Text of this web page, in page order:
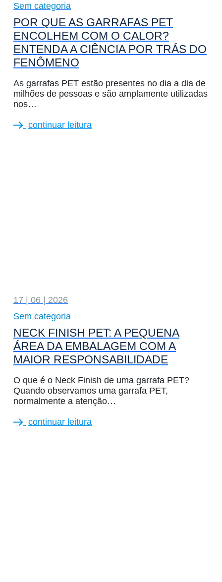
Sem categoria
POR QUE AS GARRAFAS PET
ENCOLHEM COM O CALOR?
ENTENDA A CIÊNCIA POR TRÁS DO
FENÔMENO
As garrafas PET estão presentes no dia a dia de
milhões de pessoas e são amplamente utilizadas
nos…
continuar leitura
17 | 06 | 2026
Sem categoria
NECK FINISH PET: A PEQUENA
ÁREA DA EMBALAGEM COM A
MAIOR RESPONSABILIDADE
O que é o Neck Finish de uma garrafa PET?
Quando observamos uma garrafa PET,
normalmente a atenção…
continuar leitura